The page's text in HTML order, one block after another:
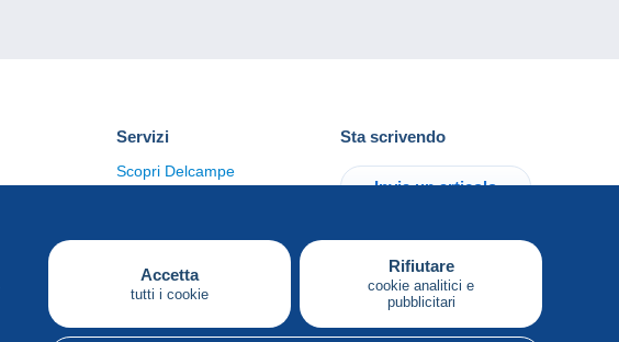
Accetta
tutti i cookie
Rifiutare
cookie analitici e
pubblicitari
Servizi
Scopri Delcampe
Sta scrivendo
Invia un articolo
Italiano